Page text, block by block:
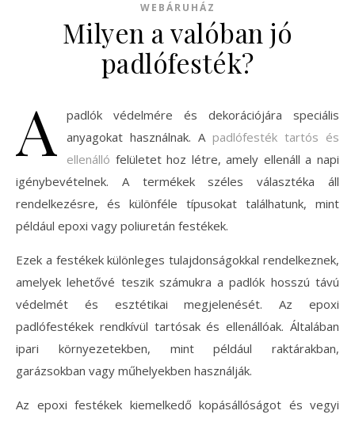
WEBÁRUHÁZ
Milyen a valóban jó
padlófesték?
A
padlók védelmére és dekorációjára speciális
anyagokat használnak. A padlófesték tartós és
ellenálló felületet hoz létre, amely ellenáll a napi
igénybevételnek. A termékek széles választéka áll
rendelkezésre, és különféle típusokat találhatunk, mint
például epoxi vagy poliuretán festékek.
Ezek a festékek különleges tulajdonságokkal rendelkeznek,
amelyek lehetővé teszik számukra a padlók hosszú távú
védelmét és esztétikai megjelenését. Az epoxi
padlófestékek rendkívül tartósak és ellenállóak. Általában
ipari környezetekben, mint például raktárakban,
garázsokban vagy műhelyekben használják.
Az epoxi festékek kiemelkedő kopásállóságot és vegyi